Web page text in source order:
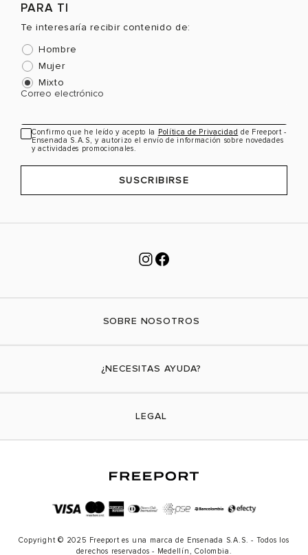
PARA TI
Te interesaría recibir contenido de:
Hombre
Mujer
Mixto
Correo electrónico
Confirmo que he leído y acepto la Política de Privacidad de Freeport -
Ensenada S.A.S, y autorizo el envío de información sobre novedades
y actividades promocionales.
SUSCRIBIRSE
SOBRE NOSOTROS
¿NECESITAS AYUDA?
Cambios y devoluciones
LEGAL
Términos y condiciones
Política de transparencia
Copyright © 2025 Freeport es una marca de Ensenada S.A.S. - Todos los
derechos reservados - Medellín, Colombia.